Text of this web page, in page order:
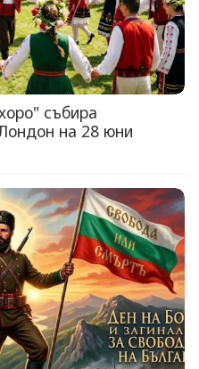
събира
на 28 юни